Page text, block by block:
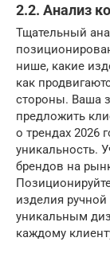
2.2. Анализ
Тщательный
нише, какие
как
стороны. Ваша
предложить
о трендах 2026
уникальность.
брендов на
изделия
уникальным
каждому